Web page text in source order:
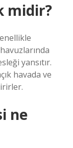
midir?
yansıtır.
havada ve
ne